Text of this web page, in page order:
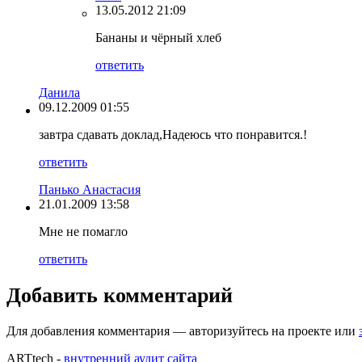
13.05.2012 21:09
Бананы и чёрный хлеб
ответить
Данила
09.12.2009 01:55
завтра сдавать доклад,Надеюсь что понравится.!
ответить
Панько Анастасия
21.01.2009 13:58
Мне не помагло
ответить
Добавить комментарий
Для добавления комментария — авторизуйтесь на проекте или
ARTtech - внутренний аудит сайта